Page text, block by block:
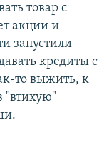
товар с
акции и
запустили
кредиты с
то выжить, к
"втихую"